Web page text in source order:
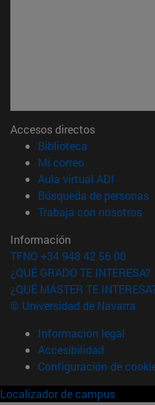
Accesos directos
Biblioteca
Mi correo(abre en
Aula virtual ADI
Búsqueda de personas
Trabaja con nosotros
Información
TFNO +34 948 42 56 00
¿QUÉ GRADO TE INTERESA?
¿QUÉ MÁSTER TE
© Universidad de Navarra
Información legal
Accesibilidad
Configuración de
Localizador de campus